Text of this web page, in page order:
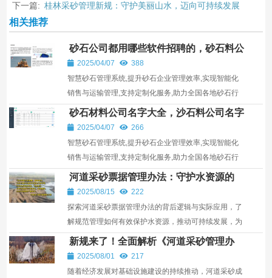
下一篇: 桂林采砂管理新规：守护美丽山水，迈向可持续发展
相关推荐
砂石公司都用哪些软件招聘的，砂石料公
司2025/04/07
388
智慧砂石管理系统,提升砂石企业管理效率,实现智能化
销售与运输管理,支持定制化服务,助力全国各地砂石行
业发展。
砂石材料公司名字大全，沙石料公司名字
大全2025/04/07
266
智慧砂石管理系统,提升砂石企业管理效率,实现智能化
销售与运输管理,支持定制化服务,助力全国各地砂石行
业发展。
河道采砂票据管理办法：守护水资源的
“硬核”守门人
2025/08/15
222
探索河道采砂票据管理办法的背后逻辑与实际应用，了
解规范管理如何有效保护水资源，推动可持续发展，为
行业带来新机遇。
新规来了！全面解析《河道采砂管理办
法》的实施影响与未来趋势
2025/08/01
217
随着经济发展对基础设施建设的持续推动，河道采砂成